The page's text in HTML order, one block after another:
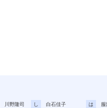
川野隆司
し
白石佳子
は